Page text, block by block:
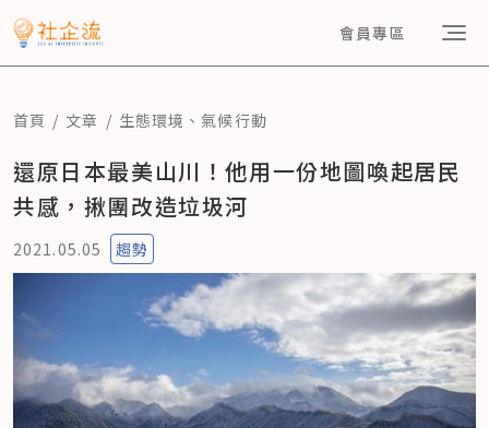
會員專區
首頁 文章 生態環境 、 氣候行動
還原日本最美山川！他用一份地圖喚起居民
共感，揪團改造垃圾河
2021.05.05 趨勢